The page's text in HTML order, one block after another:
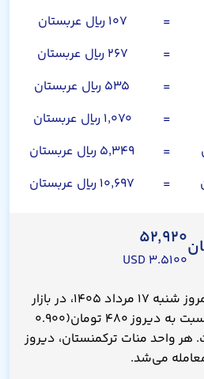
=
۱۰۷ ریال عربستان
=
۲۶۷ ریال عربستان
=
۵۳۵ ریال عربستان
=
۱,۰۷۰ ریال عربستان
=
۵,۳۴۹ ریال عربستان
= ۱۰,۶۹۷ ریال عربستان
۵۲,۹۲۰
۳.۵۱۰۰ USD
قیمت منات ترکمنستان امروز شنبه ۱۷ مرداد ۱۴۰۵، در بازار
۵۲,۹۲۰ تومان است که نسبت به دیروز ۴۸۰ تومان(۰.۹۰۰
واحد منات ترکمنستان، دیروز